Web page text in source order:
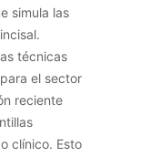
simula las
técnicas
para el sector
reciente
clínico. Esto